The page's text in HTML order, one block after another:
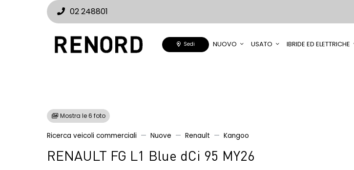
02 248801
Sedi NUOVO USATO IBRIDE ED ELETTRICHE
Mostra le 6 foto
Ricerca veicoli commerciali Nuove Renault Kangoo
RENAULT FG L1 Blue dCi 95 MY26